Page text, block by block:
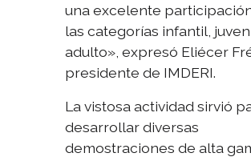
una excelente
las categorías infantil,
adulto», expresó Eliécer
presidente de IMDERI.
La vistosa actividad sirvió
desarrollar diversas
demostraciones de alta